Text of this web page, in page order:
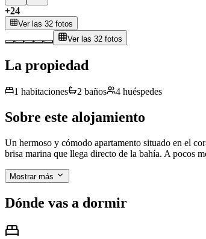
+24
Ver las 32 fotos
Ver las 32 fotos
La propiedad
1 habitaciones 2 baños 4 huéspedes
Sobre este alojamiento
Un hermoso y cómodo apartamento situado en el
brisa marina que llega directo de la bahía. A pocos
Mostrar más
Dónde vas a dormir